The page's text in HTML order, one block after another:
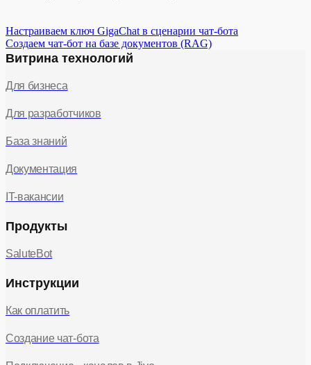
Настраиваем ключ GigaChat в сценарии чат-бота
Создаем чат-бот на базе документов (RAG)
Витрина технологий
Для бизнеса
Для разработчиков
База знаний
Документация
IT-вакансии
Продукты
SaluteBot
Инструкции
Как оплатить
Создание чат-бота